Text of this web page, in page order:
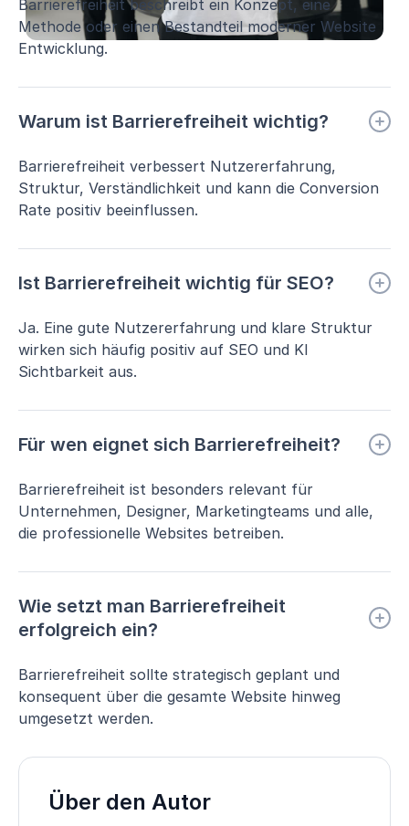
Barrierefreiheit beschreibt ein Konzept, eine
Methode oder einen Bestandteil moderner Website
Entwicklung.
Warum ist Barrierefreiheit wichtig?
Barrierefreiheit verbessert Nutzererfahrung,
Struktur, Verständlichkeit und kann die Conversion
Rate positiv beeinflussen.
Ist Barrierefreiheit wichtig für SEO?
Ja. Eine gute Nutzererfahrung und klare Struktur
wirken sich häufig positiv auf SEO und KI
Sichtbarkeit aus.
Für wen eignet sich Barrierefreiheit?
Barrierefreiheit ist besonders relevant für
Unternehmen, Designer, Marketingteams und alle,
die professionelle Websites betreiben.
Wie setzt man Barrierefreiheit
erfolgreich ein?
Barrierefreiheit sollte strategisch geplant und
konsequent über die gesamte Website hinweg
umgesetzt werden.
Über den Autor